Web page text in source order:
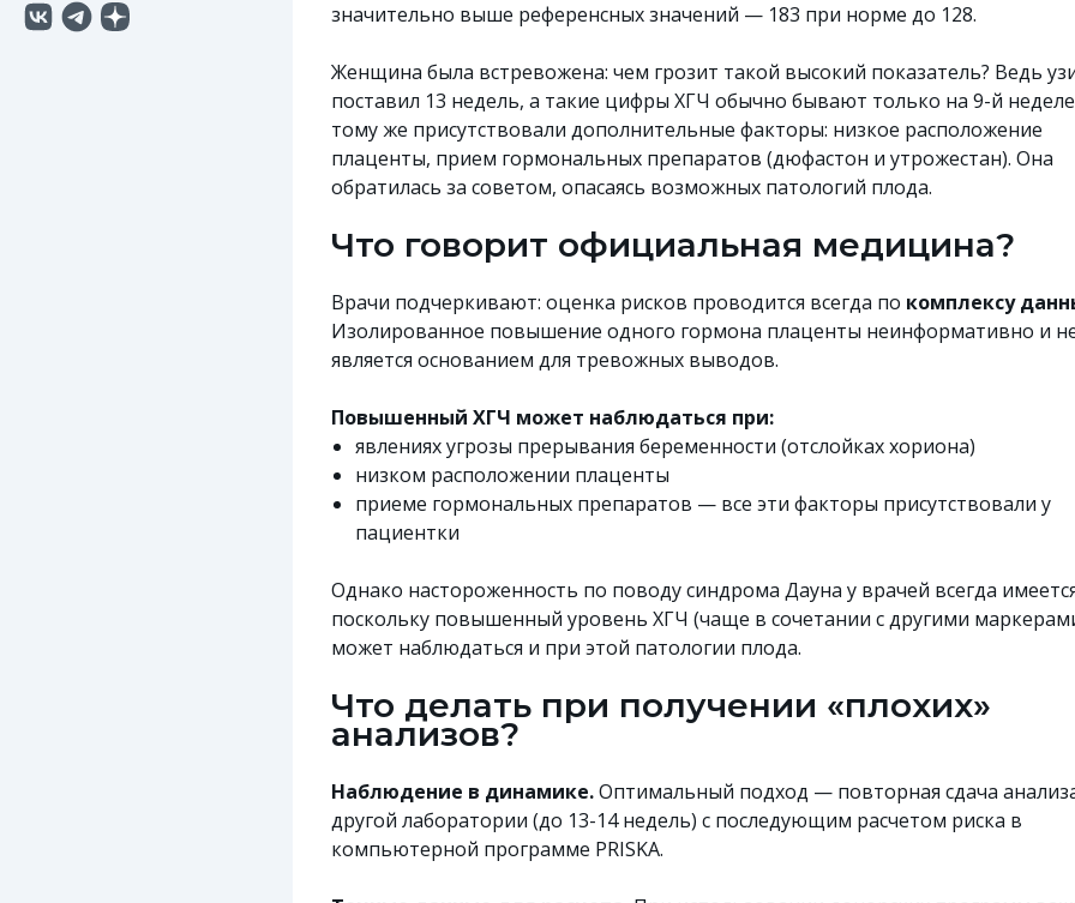
значительно выше референсных значений — 183 при норме до 128.
Женщина была встревожена: чем грозит такой высокий показатель? Ведь
поставил 13 недель, а такие цифры ХГЧ обычно бывают только на 9-й
тому же присутствовали дополнительные факторы: низкое расположение
плаценты, прием гормональных препаратов (дюфастон и утрожестан). Она
обратилась за советом, опасаясь возможных патологий плода.
Что говорит официальная медицина?
Врачи подчеркивают: оценка рисков проводится всегда по комплексу
Изолированное повышение одного гормона плаценты неинформативно и
является основанием для тревожных выводов.
Повышенный ХГЧ может наблюдаться при:
явлениях угрозы прерывания беременности (отслойках хориона)
низком расположении плаценты
приеме гормональных препаратов — все эти факторы присутствовали у
пациентки
Однако настороженность по поводу синдрома Дауна у врачей всегда
поскольку повышенный уровень ХГЧ (чаще в сочетании с другими
может наблюдаться и при этой патологии плода.
Что делать при получении «плохих»
анализов?
Наблюдение в динамике.Оптимальный подход — повторная сдача
другой лаборатории (до 13-14 недель) с последующим расчетом риска в
компьютерной программе PRISKA.